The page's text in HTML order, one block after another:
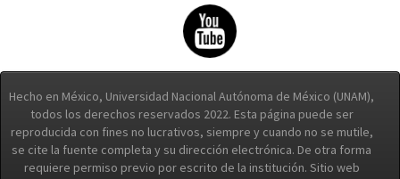
Hecho en México, Universidad Nacional Autónoma de México (UNAM),
todos los derechos reservados 2022. Esta página puede ser
reproducida con fines no lucrativos, siempre y cuando no se mutile,
se cite la fuente completa y su dirección electrónica. De otra forma
requiere permiso previo por escrito de la institución. Sitio web